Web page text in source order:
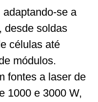
se a
desde soldas
células até
módulos.
fontes a laser de
1000 e 3000 W,